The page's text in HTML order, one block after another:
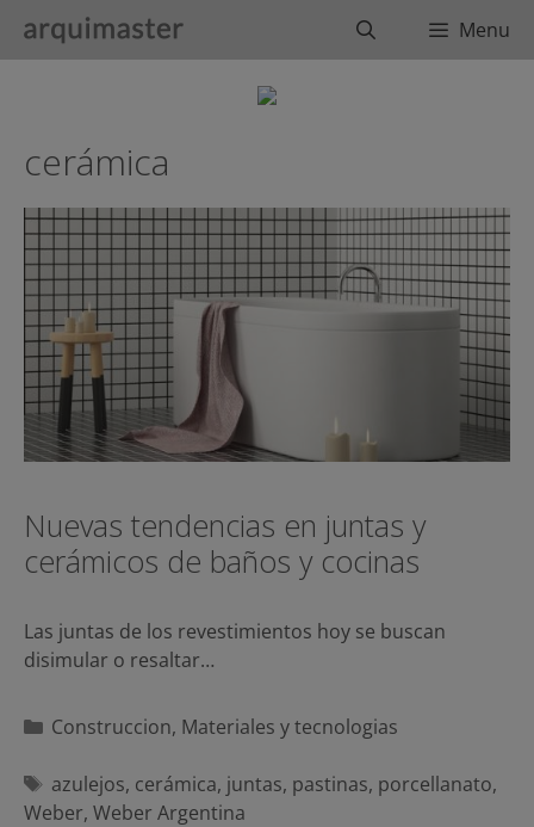
BuscarMenu
cerámica
Nuevas tendencias en juntas y
cerámicos de baños y cocinas
Las juntas de los revestimientos hoy se buscan
disimular o resaltar…
Categorías
Construccion, Materiales y tecnologias
Etiquetas
azulejos, cerámica, juntas, pastinas, porcellanato,
Weber, Weber Argentina